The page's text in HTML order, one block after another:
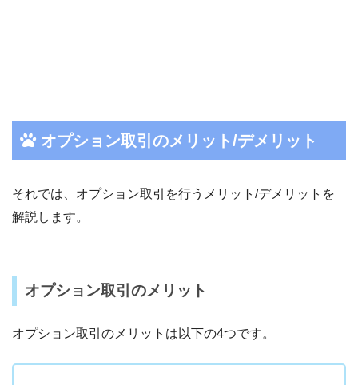
オプション取引のメリット/デメリット
それでは、オプション取引を行うメリット/デメリットを
解説します。
オプション取引のメリット
オプション取引のメリットは以下の4つです。